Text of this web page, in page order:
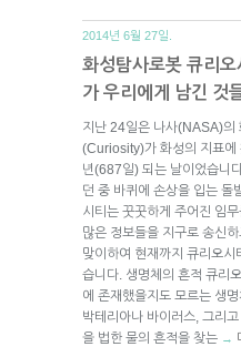
2014년 6월 27일.
화성탐사로봇 큐리
가 우리에게 남긴 것
지난 24일은 나사(NASA)의
(Curiosity)가 화성의 지표에
년(687일) 되는 날이었습니
던 중 바퀴에 손상을 입는 돌
시티는 꿋꿋하게 주어진 임
많은 정보들을 지구로 송신
맞이하여 현재까지 큐리오
습니다. 생명체의 흔적 큐리
에 존재했을지도 모르는 생
박테리아나 바이러스, 그리
을 법한 물의 흔적을 찾는 →